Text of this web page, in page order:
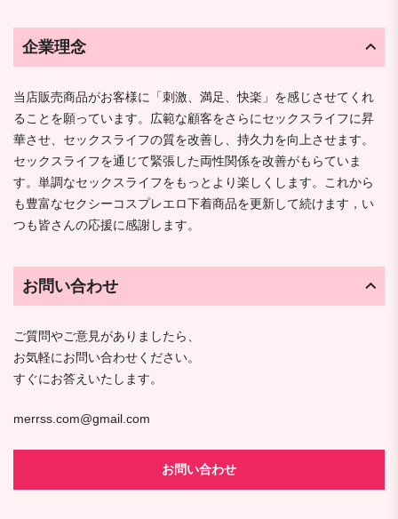
企業理念
当店販売商品がお客様に「刺激、満足、快楽」を感じさせてくれ
ることを願っています。広範な顧客をさらにセックスライフに昇
華させ、セックスライフの質を改善し、持久力を向上させます。
セックスライフを通じて緊張した両性関係を改善がもらていま
す。単調なセックスライフをもっとより楽しくします。これから
も豊富なセクシーコスプレエロ下着商品を更新して続けます，い
つも皆さんの応援に感謝します。
お問い合わせ
ご質問やご意見がありましたら、
お気軽にお問い合わせください。
すぐにお答えいたします。
merrss.com@gmail.com
お問い合わせ